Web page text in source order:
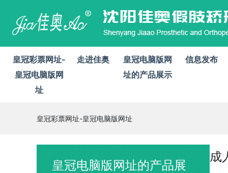
皇冠彩票网址-
皇冠电脑版网
址
走进佳奥
皇冠电脑版网
址的产品展示
信息发布
皇冠彩票网址-皇冠电脑版网址
皇冠电脑版网址的产品展
成